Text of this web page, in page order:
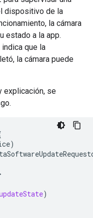
dispositivo de la
la cámara
estado a la app.
que la
la cámara puede
explicación, se
)
)